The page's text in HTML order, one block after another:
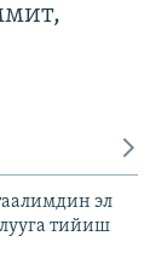
эл
тийиш